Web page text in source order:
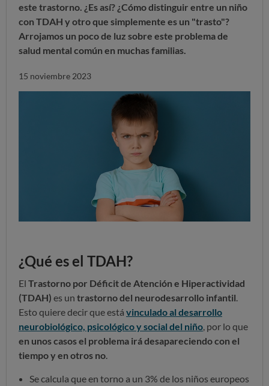
este trastorno. ¿Es así? ¿Cómo distinguir entre un niño
con TDAH y otro que simplemente es un "trasto"?
Arrojamos un poco de luz sobre este problema de
salud mental común en muchas familias.
15 noviembre 2023
¿Qué es el TDAH?
El Trastorno por Déficit de Atención e Hiperactividad
(TDAH) es un trastorno del neurodesarrollo infantil
Esto quiere decir que está vinculado al desarrollo
neurobiológico, psicológico y social del niño , por lo que
en unos casos el problema irá desapareciendo con el
tiempo y en otros no
Se calcula que en torno a un 3% de los niños europeos